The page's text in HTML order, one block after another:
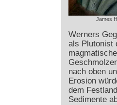
James
Werners
als Plutonist
nach oben
Erosion
dem
Sedimente